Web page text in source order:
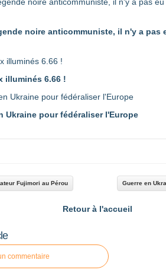
noire anticommuniste, il n'y a pas
illuminés 6.66 !
Ukraine pour fédéraliser l'Europe
Fujimori au Pérou Guerre en
Retour à l'accueil
commentaire